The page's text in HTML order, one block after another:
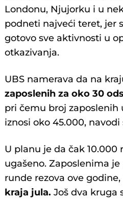
Londonu, Njujorku i u
podneti najveći teret, jer
gotovo sve aktivnosti u
otkazivanja.
UBS namerava da na
zaposlenih za oko 30
pri čemu broj zaposlenih
iznosi oko 45.000, navodi
U planu je da čak
ugašeno. Zaposlenima
runde rezova ove godine,
kraja jula. Još dva kruga